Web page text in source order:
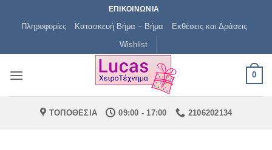
ΕΠΙΚΟΙΝΩΝΙΑ
Πληροφορίες Κατασκευή Βήμα – Βήμα
Εκθέσεις και Δράσεις
Wishlist
0
ΤΟΠΟΘΕΣΙΑ 09:00 - 17:00 2106202134